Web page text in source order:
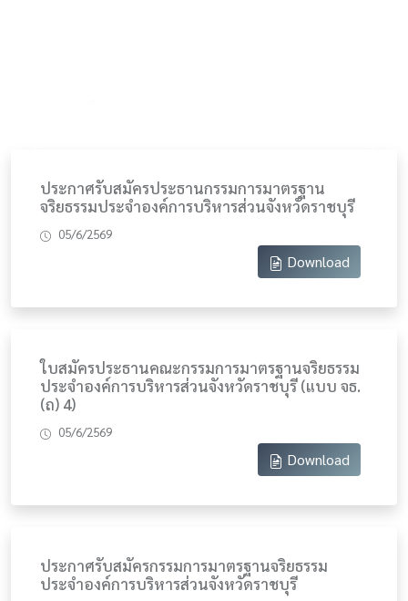
ประกาศรับสมัครประธานกรรมการมาตรฐาน
จริยธรรมประจำองค์การบริหารส่วนจังหวัดราชบุรี
05/6/2569
Download
ใบสมัครประธานคณะกรรมการมาตรฐานจริยธรรม
ประจำองค์การบริหารส่วนจังหวัดราชบุรี (แบบ จธ.
(ถ) 4)
05/6/2569
Download
ประกาศรับสมัครกรรมการมาตรฐานจริยธรรม
ประจำองค์การบริหารส่วนจังหวัดราชบุรี